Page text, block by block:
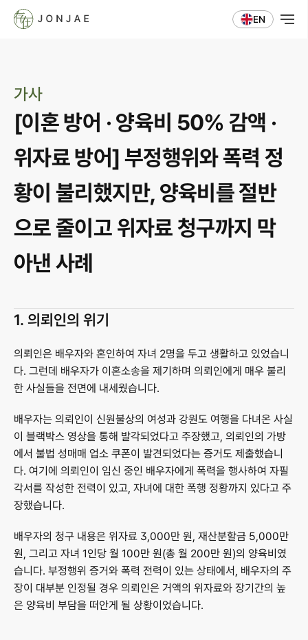
EN
가사
[이혼 방어 · 양육비 50% 감액 ·
위자료 방어] 부정행위와 폭력 정
황이 불리했지만, 양육비를 절반
으로 줄이고 위자료 청구까지 막
아낸 사례
1. 의뢰인의 위기
의뢰인은 배우자와 혼인하여 자녀 2명을 두고 생활하고 있었습니
다. 그런데 배우자가 이혼소송을 제기하며 의뢰인에게 매우 불리
한 사실들을 전면에 내세웠습니다.
배우자는 의뢰인이 신원불상의 여성과 강원도 여행을 다녀온 사실
이 블랙박스 영상을 통해 발각되었다고 주장했고, 의뢰인의 가방
에서 불법 성매매 업소 쿠폰이 발견되었다는 증거도 제출했습니
다. 여기에 의뢰인이 임신 중인 배우자에게 폭력을 행사하여 자필
각서를 작성한 전력이 있고, 자녀에 대한 폭행 정황까지 있다고 주
장했습니다.
배우자의 청구 내용은 위자료 3,000만 원, 재산분할금 5,000만
원, 그리고 자녀 1인당 월 100만 원(총 월 200만 원)의 양육비였
습니다. 부정행위 증거와 폭력 전력이 있는 상태에서, 배우자의 주
장이 대부분 인정될 경우 의뢰인은 거액의 위자료와 장기간의 높
은 양육비 부담을 떠안게 될 상황이었습니다.